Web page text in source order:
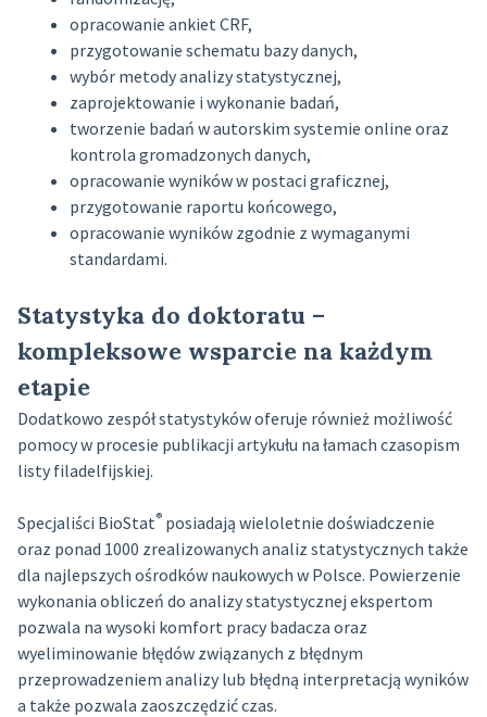
opracowanie ankiet CRF,
przygotowanie schematu bazy danych,
wybór metody analizy statystycznej,
zaprojektowanie i wykonanie badań,
tworzenie badań w autorskim systemie online oraz
kontrola gromadzonych danych,
opracowanie wyników w postaci graficznej,
przygotowanie raportu końcowego,
opracowanie wyników zgodnie z wymaganymi
standardami.
Statystyka do doktoratu –
kompleksowe wsparcie na każdym
etapie
Dodatkowo zespół statystyków oferuje również możliwość
pomocy w procesie publikacji artykułu na łamach czasopism
listy filadelfijskiej.
Specjaliści BioStat®posiadają wieloletnie doświadczenie
oraz ponad 1000 zrealizowanych analiz statystycznych także
dla najlepszych ośrodków naukowych w Polsce. Powierzenie
wykonania obliczeń do analizy statystycznej ekspertom
pozwala na wysoki komfort pracy badacza oraz
wyeliminowanie błędów związanych z błędnym
przeprowadzeniem analizy lub błędną interpretacją wyników
a także pozwala zaoszczędzić czas.